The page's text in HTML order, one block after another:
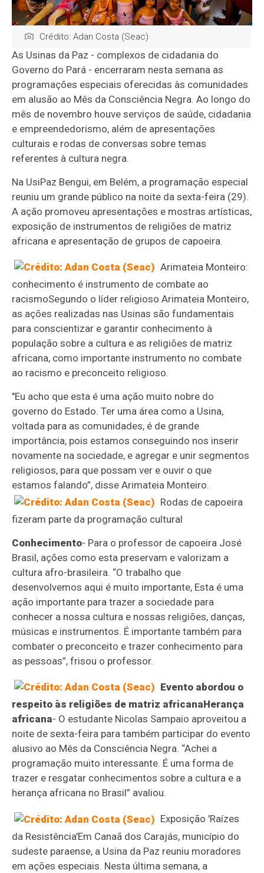
Crédito: Adan Costa (Seac)
As Usinas da Paz - complexos de cidadania do
Governo do Pará - encerraram nesta semana as
programações especiais oferecidas às comunidades
em alusão ao Mês da Consciência Negra. Ao longo do
mês de novembro houve serviços de saúde, cidadania
e empreendedorismo, além de apresentações
culturais e rodas de conversas sobre temas
referentes à cultura negra.
Na UsiPaz Bengui, em Belém, a programação especial
reuniu um grande público na noite da sexta-feira (29).
A ação promoveu apresentações e mostras artísticas,
exposição de instrumentos de religiões de matriz
africana e apresentação de grupos de capoeira.
Arimateia Monteiro:
conhecimento é instrumento de combate ao
racismoSegundo o líder religioso Arimateia Monteiro,
as ações realizadas nas Usinas são fundamentais
para conscientizar e garantir conhecimento à
população sobre a cultura e as religiões de matriz
africana, como importante instrumento no combate
ao racismo e preconceito religioso.
"Eu acho que esta é uma ação muito nobre do
governo do Estado. Ter uma área como a Usina,
voltada para as comunidades, é de grande
importância, pois estamos conseguindo nos inserir
novamente na sociedade, e agregar e unir segmentos
religiosos, para que possam ver e ouvir o que
estamos falando”, disse Arimateia Monteiro.
Rodas de capoeira
fizeram parte da programação cultural
Conhecimento- Para o professor de capoeira José
Brasil, ações como esta preservam e valorizam a
cultura afro-brasileira. “O trabalho que
desenvolvemos aqui é muito importante, Esta é uma
ação importante para trazer a sociedade para
conhecer a nossa cultura e nossas religiões, danças,
músicas e instrumentos. É importante também para
combater o preconceito e trazer conhecimento para
as pessoas”, frisou o professor.
Evento abordou o
respeito às religiões de matriz africanaHerança
africana- O estudante Nicolas Sampaio aproveitou a
noite de sexta-feira para também participar do evento
alusivo ao Mês da Consciência Negra. “Achei a
programação muito interessante. É uma forma de
trazer e resgatar conhecimentos sobre a cultura e a
herança africana no Brasil” avaliou.
Exposição 'Raízes
da Resistência'Em Canaã dos Carajás, município do
sudeste paraense, a Usina da Paz reuniu moradores
em ações especiais. Nesta última semana, a